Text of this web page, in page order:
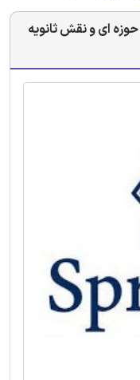
ای و نقش ثانویه